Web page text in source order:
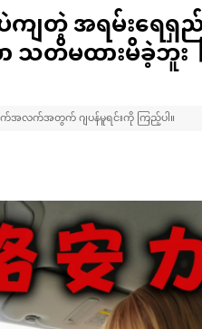
ပဲကျတဲ့ အရမ်းရေ
တိမထားမိခဲ့ဘူး【
အလက်အတွက် ဂျပန်မူရင်းကို ကြည့်ပါ။